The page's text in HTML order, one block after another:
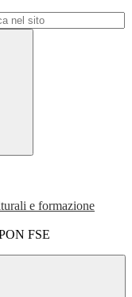
e formazione
FSE